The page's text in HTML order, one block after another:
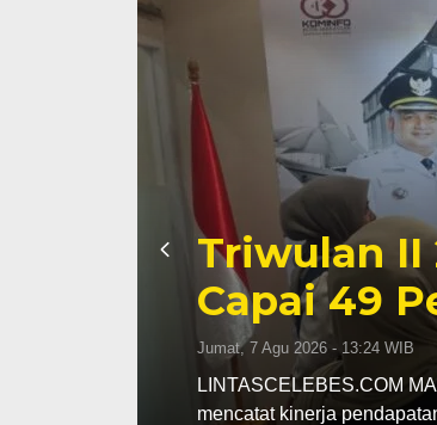
Kapolres
Mengabdi
Jumat, 7 Agu 2026 - 08:42 WIB
LINTASCELEBES.COM
Mahendrajaya